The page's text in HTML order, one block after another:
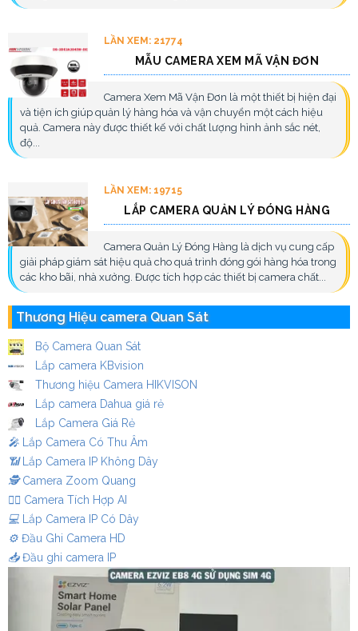
LẦN XEM: 21774
MẪU CAMERA XEM MÃ VẬN ĐƠN
Camera Xem Mã Vận Đơn là một thiết bị hiện đại
và tiện ích giúp quản lý hàng hóa và vận chuyển một cách hiệu
quả. Camera này được thiết kế với chất lượng hình ảnh sắc nét,
độ...
LẦN XEM: 19715
LẮP CAMERA QUẢN LÝ ĐÓNG HÀNG
Camera Quản Lý Đóng Hàng là dịch vụ cung cấp
giải pháp giám sát hiệu quả cho quá trình đóng gói hàng hóa trong
các kho bãi, nhà xưởng. Được tích hợp các thiết bị camera chất...
Thương Hiệu camera Quan Sát
Bộ Camera Quan Sát
Lắp camera KBvision
Thương hiệu Camera HIKVISON
Lắp camera Dahua giá rẻ
Lắp Camera Giá Rẻ
️🎤️
Lắp Camera Có Thu Âm
📶
Lắp Camera IP Không Dây
🕵️Camera Zoom Quang
🧛‍♀️ Camera Tích Hợp AI
💻 Lắp Camera IP Có Dây
⚙️ Đầu Ghi Camera HD
📥Đầu ghi camera IP